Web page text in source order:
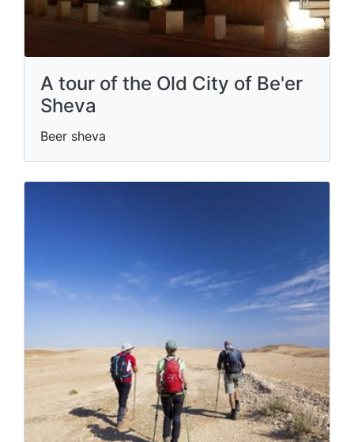
A tour of the Old City of Be'er
Sheva
Beer sheva